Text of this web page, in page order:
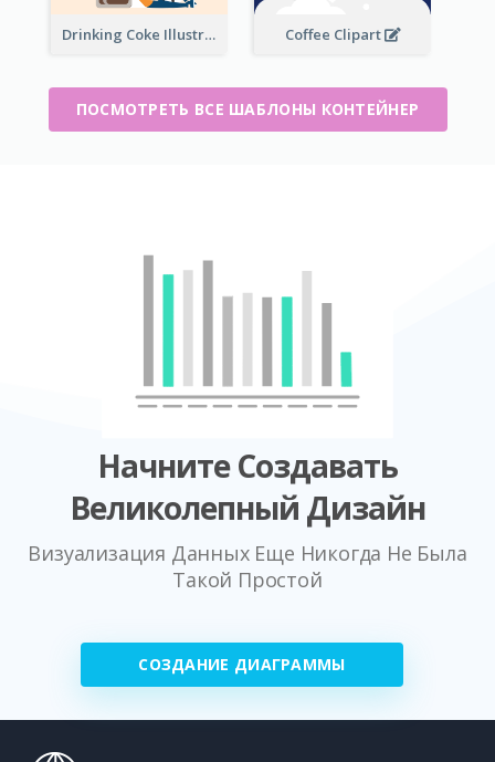
Drinking Coke Illustration Coffee Clipart
ПОСМОТРЕТЬ ВСЕ ШАБЛОНЫ КОНТЕЙНЕР
Начните Создавать
Великолепный Дизайн
Визуализация Данных Еще Никогда Не Была
Такой Простой
СОЗДАНИЕ ДИАГРАММЫ